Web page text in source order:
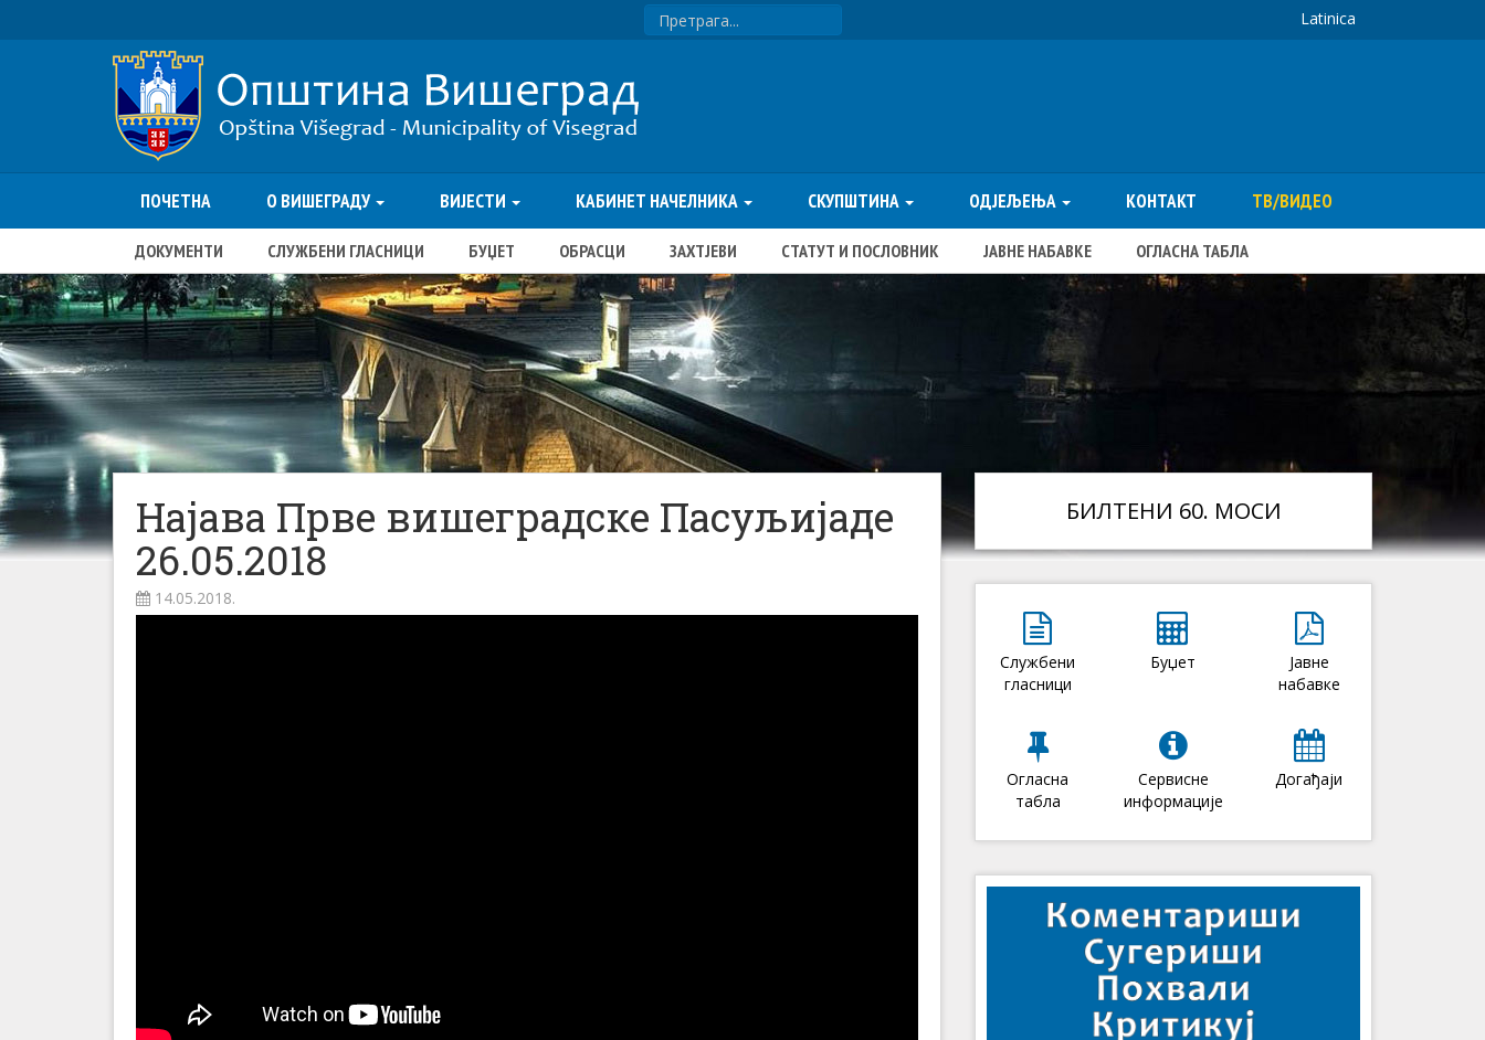
Latinica
ПОЧЕТНА О ВИШЕГРАДУ ВИЈЕСТИ КАБИНЕТ НАЧЕЛНИКА СКУПШТИНА ОДЈЕЉЕЊА КОНТАКТ ТВ/ВИДЕО
ДОКУМЕНТИ СЛУЖБЕНИ ГЛАСНИЦИ БУЏЕТ ОБРАСЦИ ЗАХТЈЕВИ СТАТУТ И ПОСЛОВНИК ЈАВНЕ НАБАВКЕ ОГЛАСНА ТАБЛА
Најава Прве вишеградске Пасуљијаде
26.05.2018
14.05.2018.
БИЛТЕНИ 60. МОСИ
Службени
гласници
Буџет
Јавне
набавке
Огласна
табла
Сервисне
информације
Догађаји